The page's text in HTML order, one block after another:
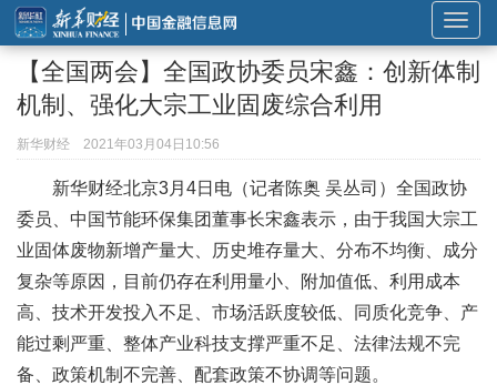
展
开
或
导
航
【全国两会】全国政协委员宋鑫：创新体制
机制、强化大宗工业固废综合利用
新华财经 2021年03月04日10:56
新华财经北京3月4日电（记者陈奥 吴丛司）全国政协
委员、中国节能环保集团董事长宋鑫表示，由于我国大宗工
业固体废物新增产量大、历史堆存量大、分布不均衡、成分
复杂等原因，目前仍存在利用量小、附加值低、利用成本
高、技术开发投入不足、市场活跃度较低、同质化竞争、产
能过剩严重、整体产业科技支撑严重不足、法律法规不完
备、政策机制不完善、配套政策不协调等问题。